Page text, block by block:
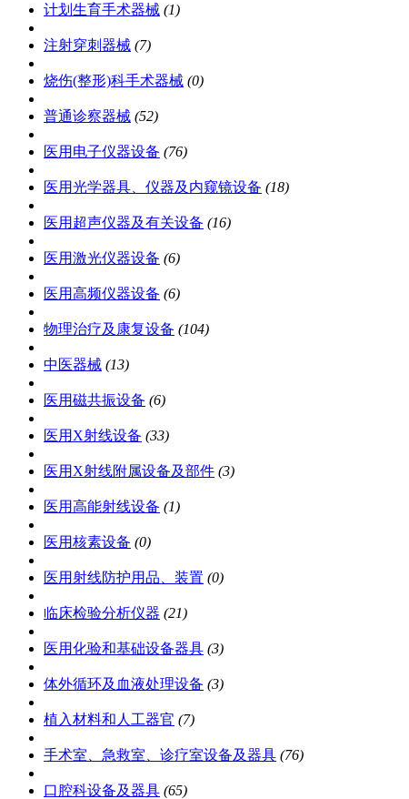
计划生育手术器械 (1)
注射穿刺器械 (7)
烧伤(整形)科手术器械 (0)
普通诊察器械 (52)
医用电子仪器设备 (76)
医用光学器具、仪器及内窥镜设备 (18)
医用超声仪器及有关设备 (16)
医用激光仪器设备 (6)
医用高频仪器设备 (6)
物理治疗及康复设备 (104)
中医器械 (13)
医用磁共振设备 (6)
医用X射线设备 (33)
医用X射线附属设备及部件 (3)
医用高能射线设备 (1)
医用核素设备 (0)
医用射线防护用品、装置 (0)
临床检验分析仪器 (21)
医用化验和基础设备器具 (3)
体外循环及血液处理设备 (3)
植入材料和人工器官 (7)
手术室、急救室、诊疗室设备及器具 (76)
口腔科设备及器具 (65)